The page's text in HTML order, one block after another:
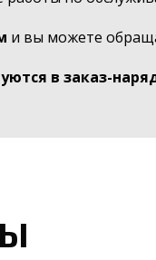
и вы можете
в заказ-